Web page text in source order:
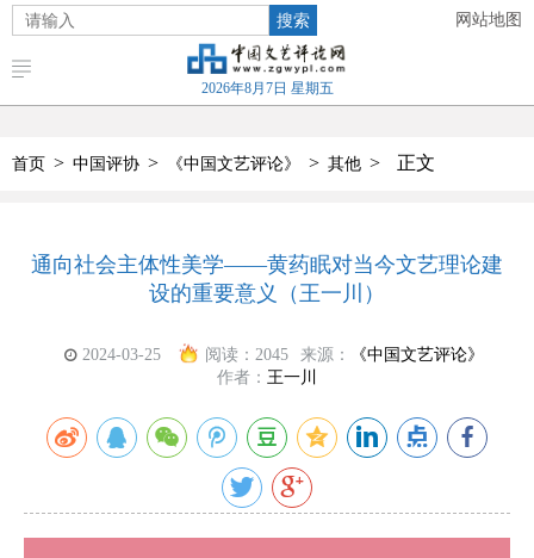
搜索 网站地图
2026年8月7日 星期五
首页 > 中国评协 > 《中国文艺评论》 > 其他 > 正文
通向社会主体性美学——黄药眠对当今文艺理论建
设的重要意义（王一川）
2024-03-25 阅读： 2045 来源：
《中国文艺评论》
作者： 王一川